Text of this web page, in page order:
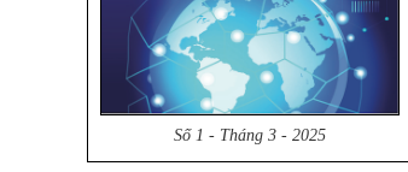
Số 1 - Tháng 3 - 2025